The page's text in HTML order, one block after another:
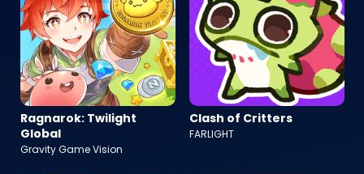
Ragnarok: Twilight
Global
Gravity Game Vision
Clash of Critters
FARLIGHT